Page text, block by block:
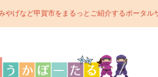
まるっとご紹介するポータルサイトです